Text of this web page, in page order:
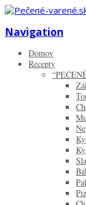
Navigation
Domov
Recepty